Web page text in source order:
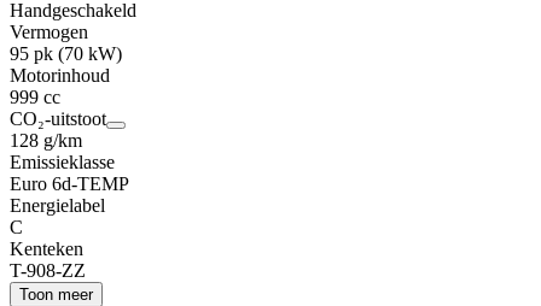
Handgeschakeld
Vermogen
95 pk (70 kW)
Motorinhoud
999 cc
CO₂-uitstoot
128 g/km
Emissieklasse
Euro 6d-TEMP
Energielabel
C
Kenteken
T-908-ZZ
Toon meer